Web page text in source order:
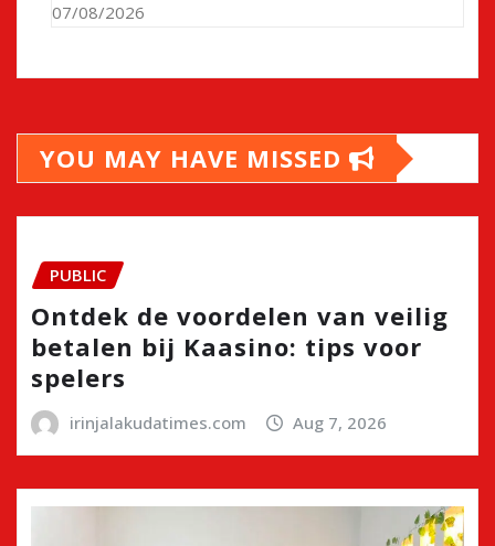
07/08/2026
YOU MAY HAVE MISSED
PUBLIC
Ontdek de voordelen van veilig
betalen bij Kaasino: tips voor
spelers
irinjalakudatimes.com Aug 7, 2026